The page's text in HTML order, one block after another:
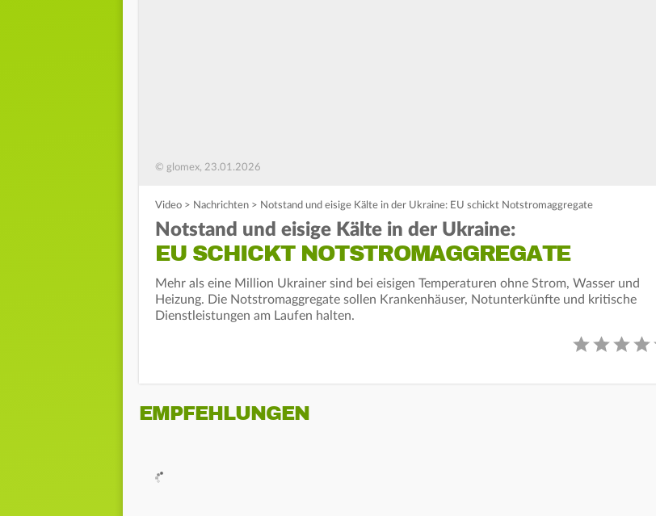
© glomex, 23.01.2026
Video > Nachrichten > Notstand und eisige Kälte in der Ukraine: EU schickt Notstromaggregate
Notstand und eisige Kälte in der Ukraine:
EU SCHICKT NOTSTROMAGGREGATE
Mehr als eine Million Ukrainer sind bei eisigen Temperaturen ohne Strom, Wasser und
Heizung. Die Notstromaggregate sollen Krankenhäuser, Notunterkünfte und kritische
Dienstleistungen am Laufen halten.
EMPFEHLUNGEN